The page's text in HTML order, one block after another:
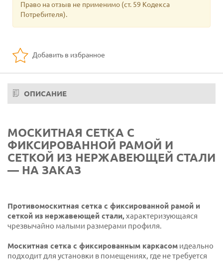
Право на отзыв не применимо (ст. 59 Кодекса
Потребителя).
Добавить в избранное
ОПИСАНИЕ
МОСКИТНАЯ СЕТКА С
ФИКСИРОВАННОЙ РАМОЙ И
СЕТКОЙ ИЗ НЕРЖАВЕЮЩЕЙ СТАЛИ
— НА ЗАКАЗ
Противомоскитная сетка с фиксированной рамой и
сеткой из нержавеющей стали,характеризующаяся
чрезвычайно малыми размерами профиля.
Москитная сетка с фиксированным каркасом идеально
подходит для установки в помещениях, где не требуется